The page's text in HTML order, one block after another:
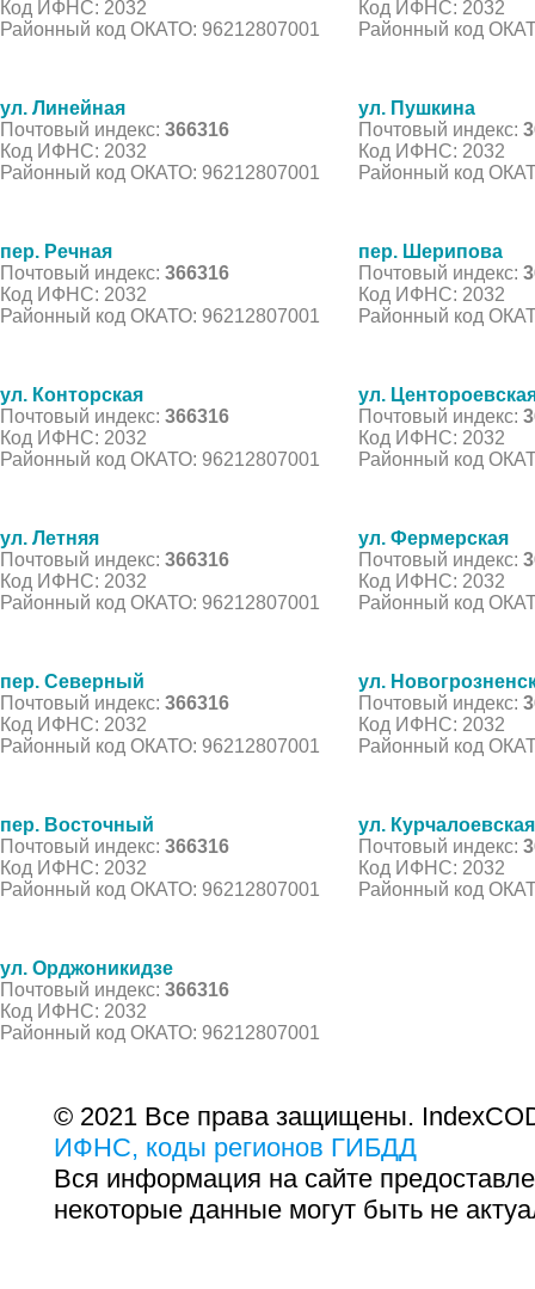
Код ИФНС: 2032
Районный код ОКАТО: 96212807001
Код ИФНС: 2032
Районный код
ул. Линейная
Почтовый индекс: 366316
Код ИФНС: 2032
Районный код ОКАТО: 96212807001
ул. Пушкина
Почтовый индекс:
Код ИФНС: 2032
Районный код
пер. Речная
Почтовый индекс: 366316
Код ИФНС: 2032
Районный код ОКАТО: 96212807001
пер. Шерипова
Почтовый индекс:
Код ИФНС: 2032
Районный код
ул. Конторская
Почтовый индекс: 366316
Код ИФНС: 2032
Районный код ОКАТО: 96212807001
ул.
Почтовый индекс:
Код ИФНС: 2032
Районный код
ул. Летняя
Почтовый индекс: 366316
Код ИФНС: 2032
Районный код ОКАТО: 96212807001
ул. Фермерская
Почтовый индекс:
Код ИФНС: 2032
Районный код
пер. Северный
Почтовый индекс: 366316
Код ИФНС: 2032
Районный код ОКАТО: 96212807001
ул.
Почтовый индекс:
Код ИФНС: 2032
Районный код
пер. Восточный
Почтовый индекс: 366316
Код ИФНС: 2032
Районный код ОКАТО: 96212807001
ул. Курчалоевская
Почтовый индекс:
Код ИФНС: 2032
Районный код
ул. Орджоникидзе
Почтовый индекс: 366316
Код ИФНС: 2032
Районный код ОКАТО: 96212807001
© 2021 Все права защищены.
ИФНС, коды регионов ГИБДД
Вся информация на сайте
некоторые данные могут быть не